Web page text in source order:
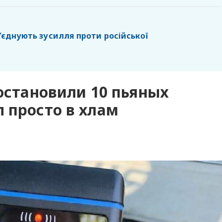
зусилля проти російської
10 пьяных
в хлам